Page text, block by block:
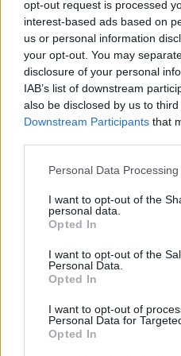
opt-out request is processed
interest-based ads based on
us or personal information
your opt-out. You may
disclosure of your personal
IAB’s list of downstream
also be disclosed by us to
Downstream Participants that
Personal Data
I want to opt-out of the
personal data.
Opted In
I want to opt-out of the
Personal Data.
Opted In
I want to opt-out of
Personal Data for
Opted In
Dal 4 al 7 ottobre torna nella
, la manifestazione
da IAB Italia, Cariplo Factory e
Sanpaolo.
Highlight: